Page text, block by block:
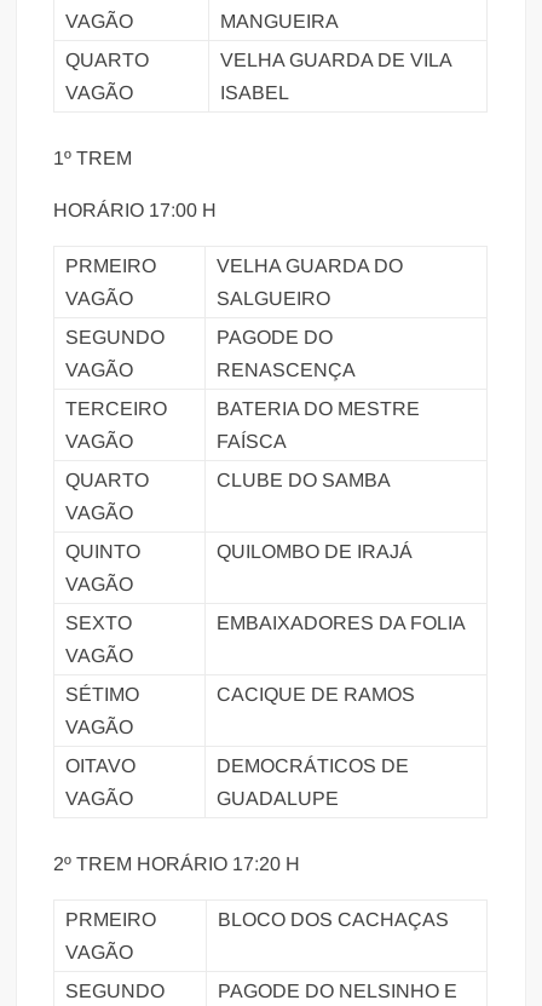
VAGÃO
MANGUEIRA
QUARTO
VAGÃO
VELHA GUARDA DE VILA
ISABEL
1º TREM
HORÁRIO 17:00 H
PRMEIRO
VAGÃO
VELHA GUARDA DO
SALGUEIRO
SEGUNDO
VAGÃO
PAGODE DO
RENASCENÇA
TERCEIRO
VAGÃO
BATERIA DO MESTRE
FAÍSCA
QUARTO
VAGÃO
CLUBE DO SAMBA
QUINTO
VAGÃO
QUILOMBO DE IRAJÁ
SEXTO
VAGÃO
EMBAIXADORES DA FOLIA
SÉTIMO
VAGÃO
CACIQUE DE RAMOS
OITAVO
VAGÃO
DEMOCRÁTICOS DE
GUADALUPE
2º TREM HORÁRIO 17:20 H
PRMEIRO
VAGÃO
BLOCO DOS CACHAÇAS
SEGUNDO
PAGODE DO NELSINHO E